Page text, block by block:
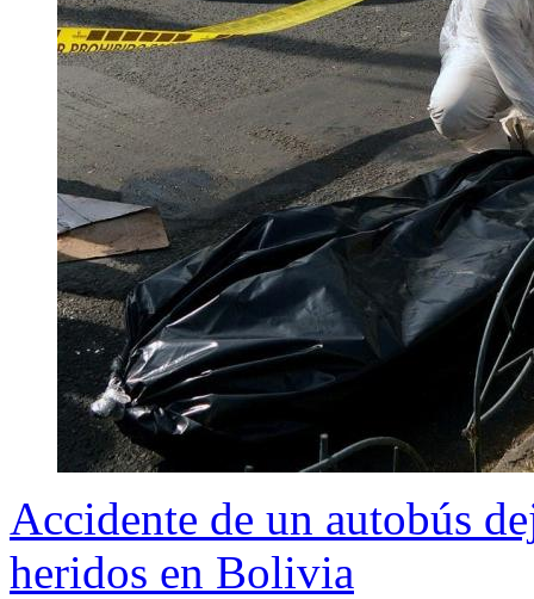
Accidente de un autobús
heridos en Bolivia